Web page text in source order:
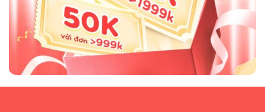
– Khung inox to, dày chắc chắn, không han gỉ, đặc biệt
được bọc xốp an toàn tránh con bị đau nếu không may
va đập.
– Quây cũi vải cho bé Pakey K1 tháo lắp, vệ sinh dễ
dàng, tiện lợi.